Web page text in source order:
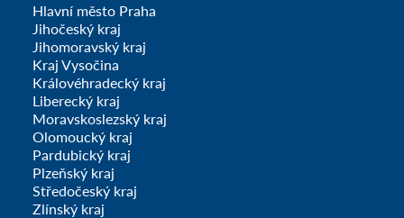
Hlavní město Praha
Jihočeský kraj
Jihomoravský kraj
Kraj Vysočina
Královéhradecký kraj
Liberecký kraj
Moravskoslezský kraj
Olomoucký kraj
Pardubický kraj
Plzeňský kraj
Středočeský kraj
Zlínský kraj